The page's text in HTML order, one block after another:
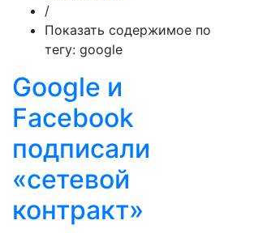
/
Показать содержимое по
тегу: google
Google и
Facebook
подписали
«сетевой
контракт»